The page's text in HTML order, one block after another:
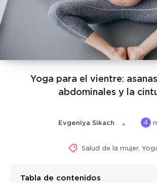
Yoga para el vientre:
abdominales y la
Evgeniya Sikach 4
Salud de la mujer,
Tabla de contenidos